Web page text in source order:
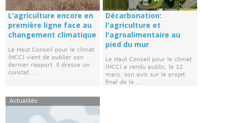
L’agriculture encore en
première ligne face au
changement climatique
Le Haut Conseil pour le climat
(HCC) vient de publier son
dernier rapport. Il dresse un
constat ...
Décarbonation:
l'agriculture et
l'agroalimentaire au
pied du mur
Le Haut Conseil pour le climat
(HCC) a rendu public, le 12
mars, son avis sur le projet
final de la ...
Actualités